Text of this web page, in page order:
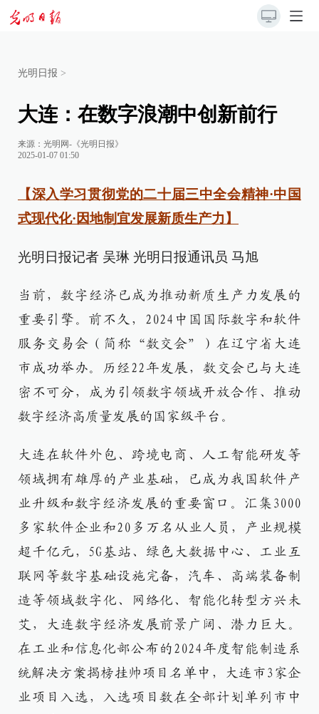
光明日报 >
大连：在数字浪潮中创新前行
来源： 光明网-《光明日报》
2025-01-07 01:50
【深入学习贯彻党的二十届三中全会精神·中国
式现代化·因地制宜发展新质生产力】
光明日报记者 吴琳 光明日报通讯员 马旭
当前，数字经济已成为推动新质生产力发展的
重要引擎。前不久，2024中国国际数字和软件
服务交易会（简称“数交会”）在辽宁省大连
市成功举办。历经22年发展，数交会已与大连
密不可分，成为引领数字领域开放合作、推动
数字经济高质量发展的国家级平台。
大连在软件外包、跨境电商、人工智能研发等
领域拥有雄厚的产业基础，已成为我国软件产
业升级和数字经济发展的重要窗口。汇集3000
多家软件企业和20多万名从业人员，产业规模
超千亿元，5G基站、绿色大数据中心、工业互
联网等数字基础设施完备，汽车、高端装备制
造等领域数字化、网络化、智能化转型方兴未
艾，大连数字经济发展前景广阔、潜力巨大。
在工业和信息化部公布的2024年度智能制造系
统解决方案揭榜挂帅项目名单中，大连市3家企
业项目入选，入选项目数在全部计划单列市中